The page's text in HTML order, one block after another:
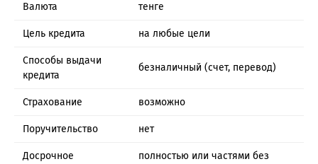
Валюта тенге
Цель кредита на любые цели
Способы выдачи
кредита
безналичный (счет, перевод)
Страхование возможно
Поручительство нет
Досрочное
полностью или частями без